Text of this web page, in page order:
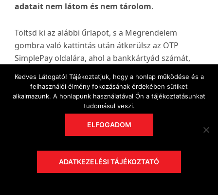
adatait nem látom és nem tárolom.
Töltsd ki az alábbi űrlapot, s a Megrendelem
gombra való kattintás után átkerülsz az OTP
SimplePay oldalára, ahol a bankkártyád számát,
(sms-ben vagy banki applikációban történő
hitelesítés szükséges lehet). Ha a bankkártyás
fizetés során néhány másodpercig várnod kell,
kérlek, légy türelemmel.Bármilyen problémába
ütköznél a bankkártyás fizetés során,
címre, s segítek!
Kedves Látogató! Tájékoztatjuk, hogy a honlap működése és a
felhasználói élmény fokozásának érdekében sütiket
alkalmazunk. A honlapunk használatával Ön a tájékoztatásunkat
tudomásul veszi.
ELFOGADOM
ADATKEZELÉSI TÁJÉKOZTATÓ